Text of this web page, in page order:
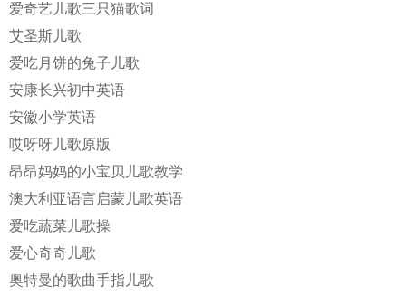
爱奇艺儿歌三只猫歌词
艾圣斯儿歌
爱吃月饼的兔子儿歌
安康长兴初中英语
安徽小学英语
哎呀呀儿歌原版
昂昂妈妈的小宝贝儿歌教学
澳大利亚语言启蒙儿歌英语
爱吃蔬菜儿歌操
爱心奇奇儿歌
奥特曼的歌曲手指儿歌